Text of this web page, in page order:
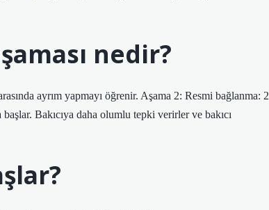
nedir?
ayrım yapmayı öğrenir. Aşama 2: Resmi bağlanma: 2
Bakıcıya daha olumlu tepki verirler ve bakıcı